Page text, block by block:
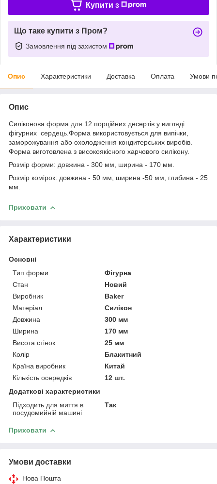
Купити з
Що таке купити з Пром?
Замовлення під захистом
Опис Характеристики Доставка Оплата Умови
Опис
Силіконова форма для 12 порційних десертів у вигляді
фігурних сердець.Форма використовується для випічки,
заморожування або охолодження кондитерських виробів.
Форма виготовлена з високоякісного харчового силікону.
Розмір форми: довжина - 300 мм, ширина - 170 мм.
Розмір комірок: довжина - 50 мм, ширина -50 мм, глибина - 25
мм.
Приховати
Характеристики
Основні
Тип форми
Фігурна
Стан
Новий
Виробник
Baker
Матеріал
Силікон
Довжина
300 мм
Ширина
170 мм
Висота стінок
25 мм
Колір
Блакитний
Країна виробник
Китай
Кількість осередків
12 шт.
Додаткові характеристики
Підходить для миття в
посудомийній машині
Так
Приховати
Умови доставки
Нова Пошта